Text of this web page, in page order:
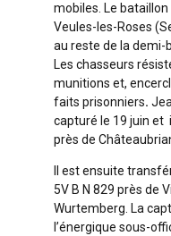
mobiles. Le
Veules-les-Roses
au reste de la demi-
Les chasseurs
munitions et,
faits prisonniers.
capturé le 19 juin et
près de
Il est ensuite
5V B N 829 près de
Wurtemberg. La
l’énergique sous-